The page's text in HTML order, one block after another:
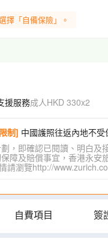
擇「自備保險」。
援服務成人HKD 330x2
制] 中國護照往返內地不受
，即確認已閱讀、明白
障及賠償事宜，香港永
瀏覽http://
自費項目 簽